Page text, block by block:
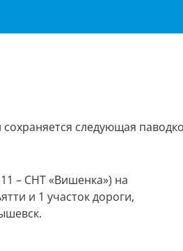
следующая
– СНТ «Вишенка») на
и 1 участок дороги,